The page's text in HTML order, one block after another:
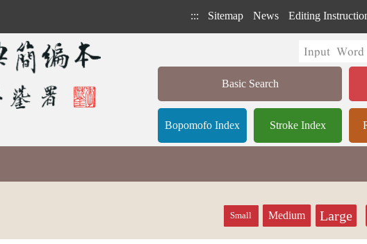
::: Sitemap News Editing
Basic Search
Bopomofo Index Stroke Index
Small Medium Large